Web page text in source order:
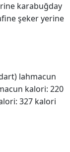
karabuğday
şeker yerine
lahmacun
kalori: 220
327 kalori